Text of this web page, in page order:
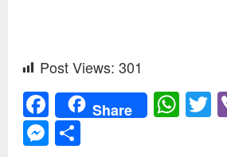
Post Views: 301
Facebook
Share
Messenger